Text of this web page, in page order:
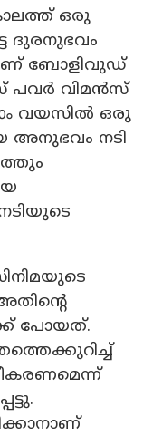
ഒരു
ദുരനുഭവം
ബോളിവുഡ്
പവർ വിമൻസ്
ാം വയസിൽ ഒരു
അനുഭവം നടി
പോയത്.